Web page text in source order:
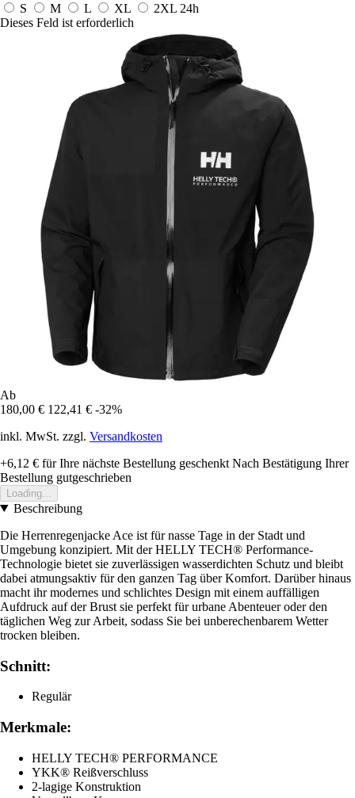
S
M L XL 2XL 24h
Dieses Feld ist erforderlich
Ab
180,00 € 122,41 € -32%
inkl. MwSt. zzgl. Versandkosten
+6,12 € für Ihre nächste Bestellung geschenkt Nach Bestätigung Ihrer
Bestellung gutgeschrieben
Loading...
Beschreibung
Die Herrenregenjacke Ace ist für nasse Tage in der Stadt und
Umgebung konzipiert. Mit der HELLY TECH® Performance-
Technologie bietet sie zuverlässigen wasserdichten Schutz und bleibt
dabei atmungsaktiv für den ganzen Tag über Komfort. Darüber hinaus
macht ihr modernes und schlichtes Design mit einem auffälligen
Aufdruck auf der Brust sie perfekt für urbane Abenteuer oder den
täglichen Weg zur Arbeit, sodass Sie bei unberechenbarem Wetter
trocken bleiben.
Schnitt:
Regulär
Merkmale:
HELLY TECH® PERFORMANCE
YKK® Reißverschluss
2-lagige Konstruktion